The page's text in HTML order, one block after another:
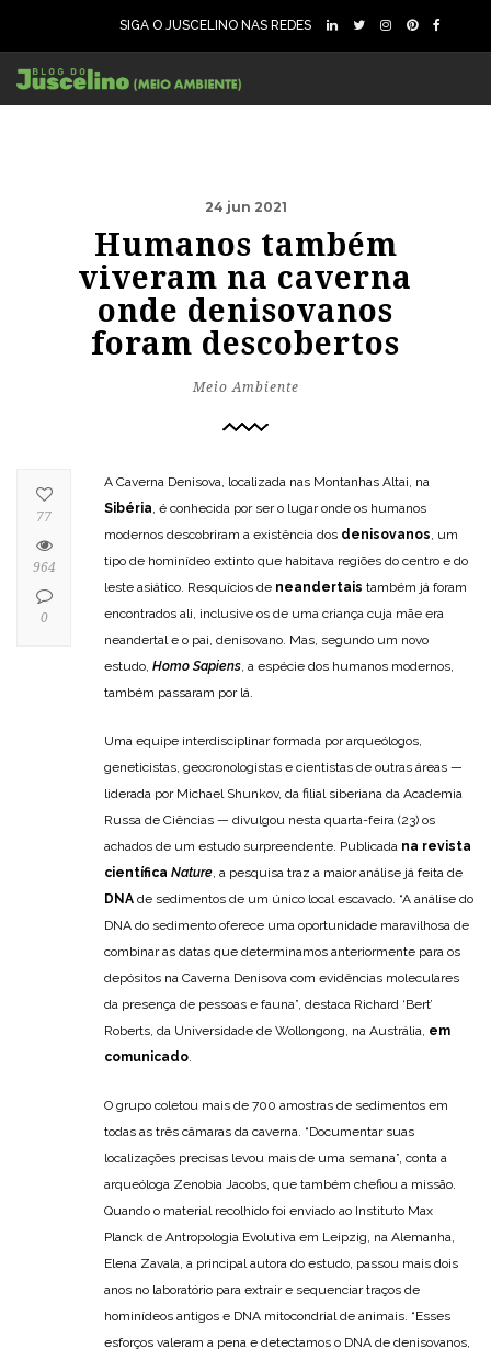
SIGA O JUSCELINO NAS REDES
24 jun 2021
Humanos também
viveram na caverna
onde denisovanos
foram descobertos
Meio Ambiente
A Caverna Denisova, localizada nas Montanhas Altai, na
Sibéria, é conhecida por ser o lugar onde os humanos
modernos descobriram a existência dos denisovanos, um
tipo de hominídeo extinto que habitava regiões do centro e do
leste asiático. Resquícios de neandertais também já foram
encontrados ali, inclusive os de uma criança cuja mãe era
neandertal e o pai, denisovano. Mas, segundo um novo
estudo, Homo Sapiens, a espécie dos humanos modernos,
também passaram por lá.
Uma equipe interdisciplinar formada por arqueólogos,
geneticistas, geocronologistas e cientistas de outras áreas —
liderada por Michael Shunkov, da filial siberiana da Academia
Russa de Ciências — divulgou nesta quarta-feira (23) os
achados de um estudo surpreendente. Publicada na revista
científica Nature, a pesquisa traz a maior análise já feita de
DNA de sedimentos de um único local escavado. “A análise do
DNA do sedimento oferece uma oportunidade maravilhosa de
combinar as datas que determinamos anteriormente para os
depósitos na Caverna Denisova com evidências moleculares
da presença de pessoas e fauna”, destaca Richard ‘Bert’
Roberts, da Universidade de Wollongong, na Austrália, em
comunicado.
O grupo coletou mais de 700 amostras de sedimentos em
todas as três câmaras da caverna. “Documentar suas
localizações precisas levou mais de uma semana”, conta a
arqueóloga Zenobia Jacobs, que também chefiou a missão.
Quando o material recolhido foi enviado ao Instituto Max
Planck de Antropologia Evolutiva em Leipzig, na Alemanha,
Elena Zavala, a principal autora do estudo, passou mais dois
anos no laboratório para extrair e sequenciar traços de
hominídeos antigos e DNA mitocondrial de animais. “Esses
esforços valeram a pena e detectamos o DNA de denisovanos,
77
964
0